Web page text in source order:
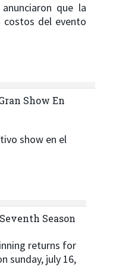
que la
costos del evento
Show En
show en el
Season
returns for
sunday, july 16,